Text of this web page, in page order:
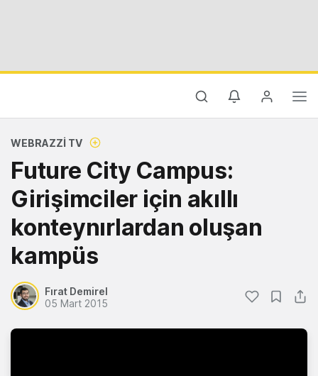
WEBRAZZI TV
Future City Campus:
Girişimciler için akıllı
konteynırlardan oluşan
kampüs
Fırat Demirel
05 Mart 2015